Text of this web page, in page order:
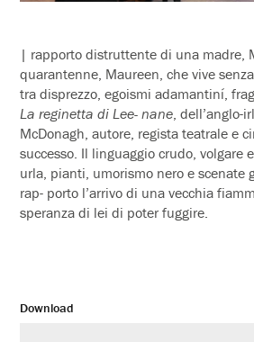
| rapporto distruttente di una madre,
quarantenne, Maureen, che vive
tra disprezzo, egoismi adamantiní,
La reginetta di Lee- nane ,
McDonagh, autore, regista teatrale e
successo. Il linguaggio crudo, volgare
urla, pianti, umorismo nero e scenate
rap- porto l’arrivo di una vecchia
speranza di lei di poter fuggire.
Download